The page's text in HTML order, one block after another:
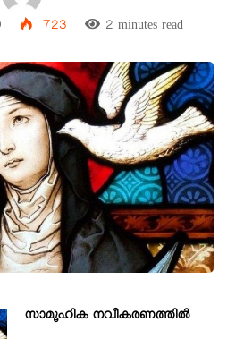
723 2 minutes read
സാമൂഹിക നവീകരണത്തിൽ